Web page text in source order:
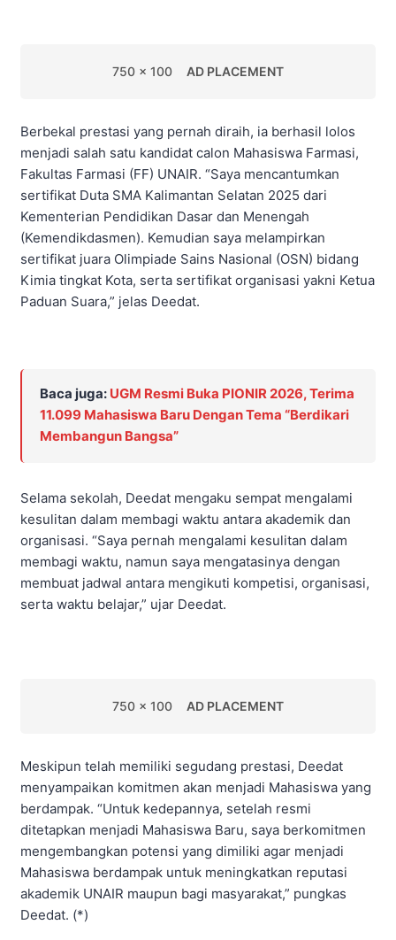
750 x 100 AD PLACEMENT
Berbekal prestasi yang pernah diraih, ia berhasil lolos
menjadi salah satu kandidat calon Mahasiswa Farmasi,
Fakultas Farmasi (FF) UNAIR. “Saya mencantumkan
sertifikat Duta SMA Kalimantan Selatan 2025 dari
Kementerian Pendidikan Dasar dan Menengah
(Kemendikdasmen). Kemudian saya melampirkan
sertifikat juara Olimpiade Sains Nasional (OSN) bidang
Kimia tingkat Kota, serta sertifikat organisasi yakni Ketua
Paduan Suara,” jelas Deedat.
Baca juga: UGM Resmi Buka PIONIR 2026, Terima
11.099 Mahasiswa Baru Dengan Tema “Berdikari
Membangun Bangsa”
Selama sekolah, Deedat mengaku sempat mengalami
kesulitan dalam membagi waktu antara akademik dan
organisasi. “Saya pernah mengalami kesulitan dalam
membagi waktu, namun saya mengatasinya dengan
membuat jadwal antara mengikuti kompetisi, organisasi,
serta waktu belajar,” ujar Deedat.
750 x 100 AD PLACEMENT
Meskipun telah memiliki segudang prestasi, Deedat
menyampaikan komitmen akan menjadi Mahasiswa yang
berdampak. “Untuk kedepannya, setelah resmi
ditetapkan menjadi Mahasiswa Baru, saya berkomitmen
mengembangkan potensi yang dimiliki agar menjadi
Mahasiswa berdampak untuk meningkatkan reputasi
akademik UNAIR maupun bagi masyarakat,” pungkas
Deedat. (*)